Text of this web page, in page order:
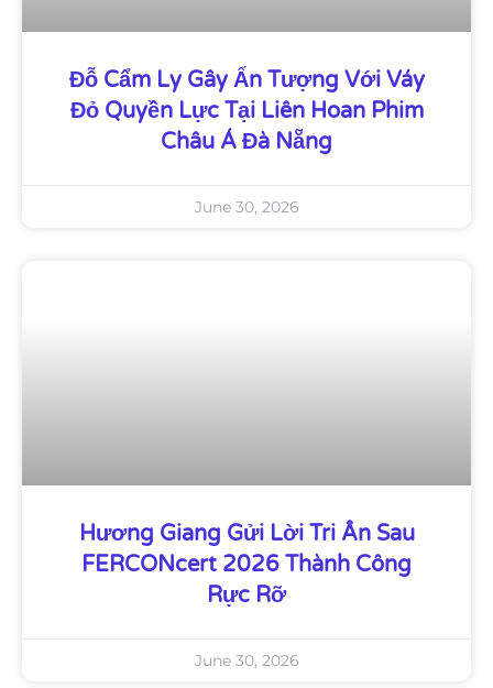
Đỗ Cẩm Ly Gây Ấn Tượng Với Váy
Đỏ Quyền Lực Tại Liên Hoan Phim
Châu Á Đà Nẵng
June 30, 2026
Hương Giang Gửi Lời Tri Ân Sau
FERCONcert 2026 Thành Công
Rực Rỡ
June 30, 2026